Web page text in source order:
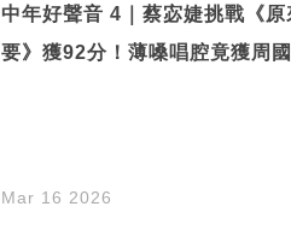
中年好聲音 4｜蔡宓婕挑戰《
要》獲92分！薄嗓唱腔竟獲周
Mar 16 2026